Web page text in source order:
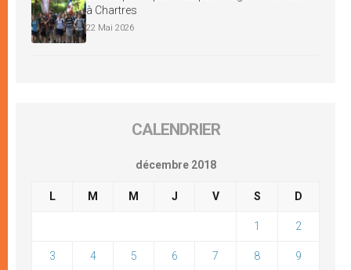
à Chartres
22 Mai 2026
CALENDRIER
décembre 2018
L M M J V S D
1 2
3 4 5 6 7 8 9